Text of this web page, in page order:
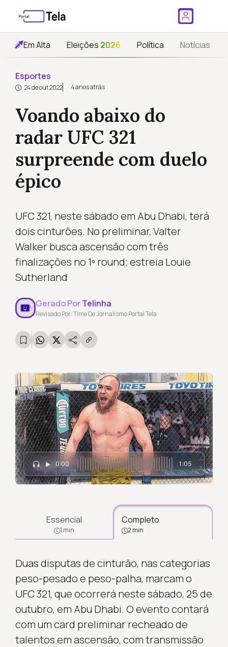
Em Alta Eleições 2026 Política Notícias
Esportes
24 de out 2022 4 anos atrás
Voando abaixo do
radar UFC 321
surpreende com duelo
épico
UFC 321, neste sábado em Abu Dhabi, terá
dois cinturões. No preliminar, Valter
Walker busca ascensão com três
finalizações no 1º round; estreia Louie
Sutherland
Gerado PorTelinha
Revisado Por: Time De Jornalismo Portal Tela
0:00 1:05
Essencial
1 min
Completo
2 min
Duas disputas de cinturão, nas categorias
peso-pesado e peso-palha, marcam o
UFC 321, que ocorrerá neste sábado, 25 de
outubro, em Abu Dhabi. O evento contará
com um card preliminar recheado de
talentos em ascensão, com transmissão